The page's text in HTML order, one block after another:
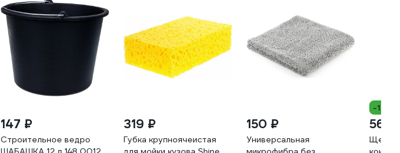
147 ₽
Строительное ведро
319 ₽
Губка крупноячеистая
150 ₽
Универсальная
-14%
564
Щетка